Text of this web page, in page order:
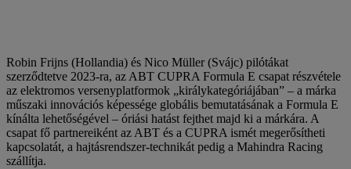
Robin Frijns (Hollandia) és Nico Müller (Svájc) pilótákat
szerződtetve 2023-ra, az ABT CUPRA Formula E csapat részvétele
az elektromos versenyplatformok „királykategóriájában” – a márka
műszaki innovációs képessége globális bemutatásának a Formula E
kínálta lehetőségével – óriási hatást fejthet majd ki a márkára. A
csapat fő partnereiként az ABT és a CUPRA ismét megerősítheti
kapcsolatát, a hajtásrendszer-technikát pedig a Mahindra Racing
szállítja.